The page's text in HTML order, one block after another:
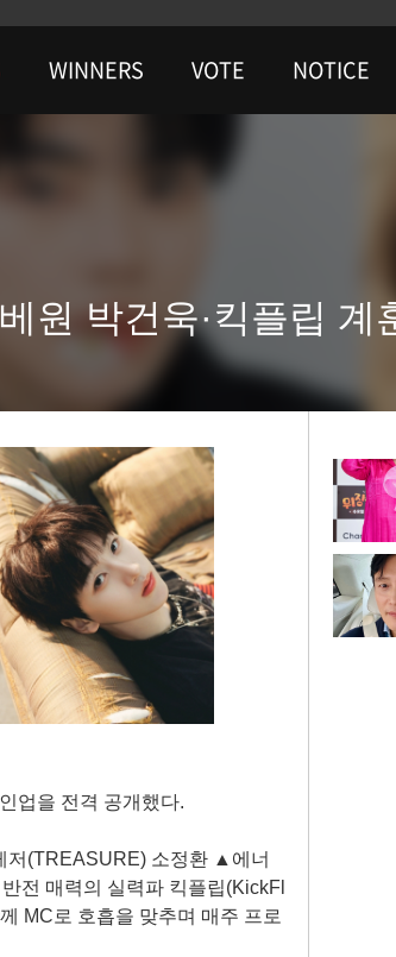
WINNERS VOTE NOTICE
원 박건욱·킥플립 계
업을 전격 공개했다.
저(TREASURE) 소정환 ▲에너
전 매력의 실력파 킥플립(KickFl
MC로 호흡을 맞추며 매주 프로